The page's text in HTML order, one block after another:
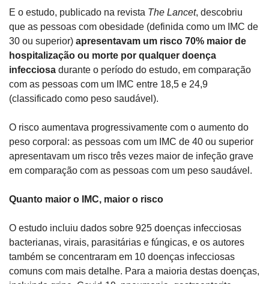
E o estudo, publicado na revista The Lancet, descobriu
que as pessoas com obesidade (definida como um IMC de
30 ou superior) apresentavam um risco 70% maior de
hospitalização ou morte por qualquer doença
infecciosa durante o período do estudo, em comparação
com as pessoas com um IMC entre 18,5 e 24,9
(classificado como peso saudável).
O risco aumentava progressivamente com o aumento do
peso corporal: as pessoas com um IMC de 40 ou superior
apresentavam um risco três vezes maior de infeção grave
em comparação com as pessoas com um peso saudável.
Quanto maior o IMC, maior o risco
O estudo incluiu dados sobre 925 doenças infecciosas
bacterianas, virais, parasitárias e fúngicas, e os autores
também se concentraram em 10 doenças infecciosas
comuns com mais detalhe. Para a maioria destas doenças,